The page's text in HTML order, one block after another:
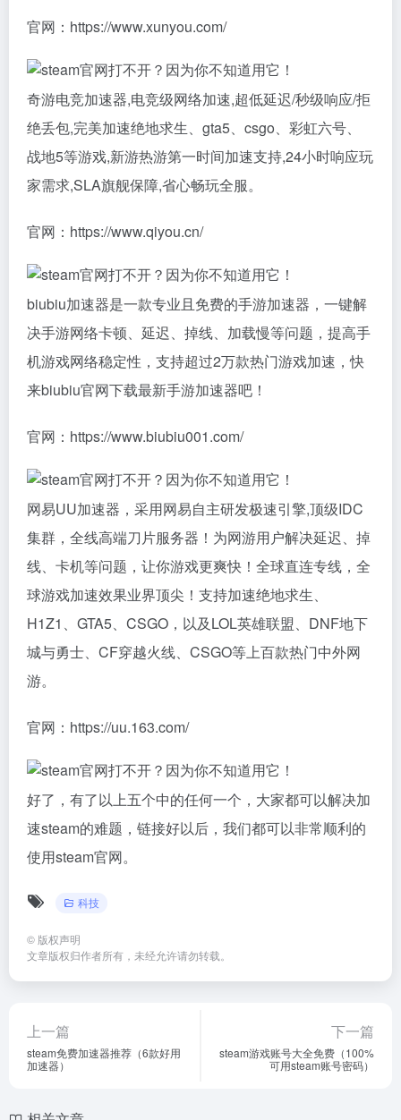
官网：https://www.xunyou.com/
奇游电竞加速器,电竞级网络加速,超低延迟/秒级响应/拒
绝丢包,完美加速绝地求生、gta5、csgo、彩虹六号、
战地5等游戏,新游热游第一时间加速支持,24小时响应玩
家需求,SLA旗舰保障,省心畅玩全服。
官网：https://www.qiyou.cn/
biubiu加速器是一款专业且免费的手游加速器，一键解
决手游网络卡顿、延迟、掉线、加载慢等问题，提高手
机游戏网络稳定性，支持超过2万款热门游戏加速，快
来biubiu官网下载最新手游加速器吧！
官网：https://www.biubiu001.com/
网易UU加速器，采用网易自主研发极速引擎,顶级IDC
集群，全线高端刀片服务器！为网游用户解决延迟、掉
线、卡机等问题，让你游戏更爽快！全球直连专线，全
球游戏加速效果业界顶尖！支持加速绝地求生、
H1Z1、GTA5、CSGO，以及LOL英雄联盟、DNF地下
城与勇士、CF穿越火线、CSGO等上百款热门中外网
游。
官网：https://uu.163.com/
好了，有了以上五个中的任何一个，大家都可以解决加
速steam的难题，链接好以后，我们都可以非常顺利的
使用steam官网。
科技
© 版权声明
文章版权归作者所有，未经允许请勿转载。
上一篇
steam免费加速器推荐（6款好用
加速器）
下一篇
steam游戏账号大全免费（100%
可用steam账号密码）